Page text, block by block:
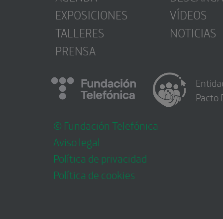
EXPOSICIONES
TALLERES
PRENSA
VÍDEOS
NOTICIAS
© Fundación Telefónica
Aviso legal
Política de privacidad
Política de cookies
Pacto